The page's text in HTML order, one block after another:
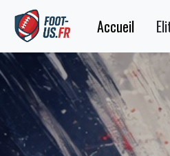
Accueil